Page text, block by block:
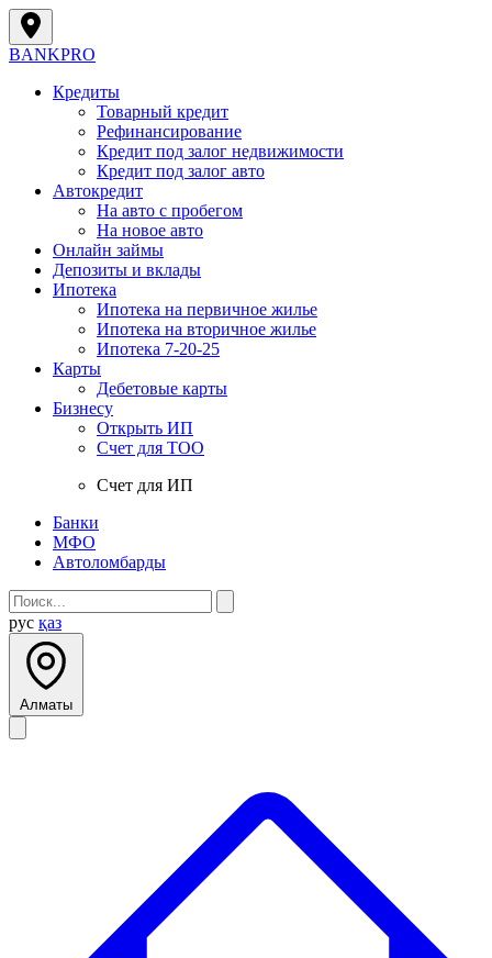
BANKPRO
Кредиты
Товарный кредит
Рефинансирование
Кредит под залог недвижимости
Кредит под залог авто
Автокредит
На авто с пробегом
На новое авто
Онлайн займы
Депозиты и вклады
Ипотека
Ипотека на первичное жилье
Ипотека на вторичное жилье
Ипотека 7-20-25
Карты
Дебетовые карты
Бизнесу
Открыть ИП
Cчет для ТОО
Счет для ИП
Банки
МФО
Автоломбарды
рус қаз
Алматы